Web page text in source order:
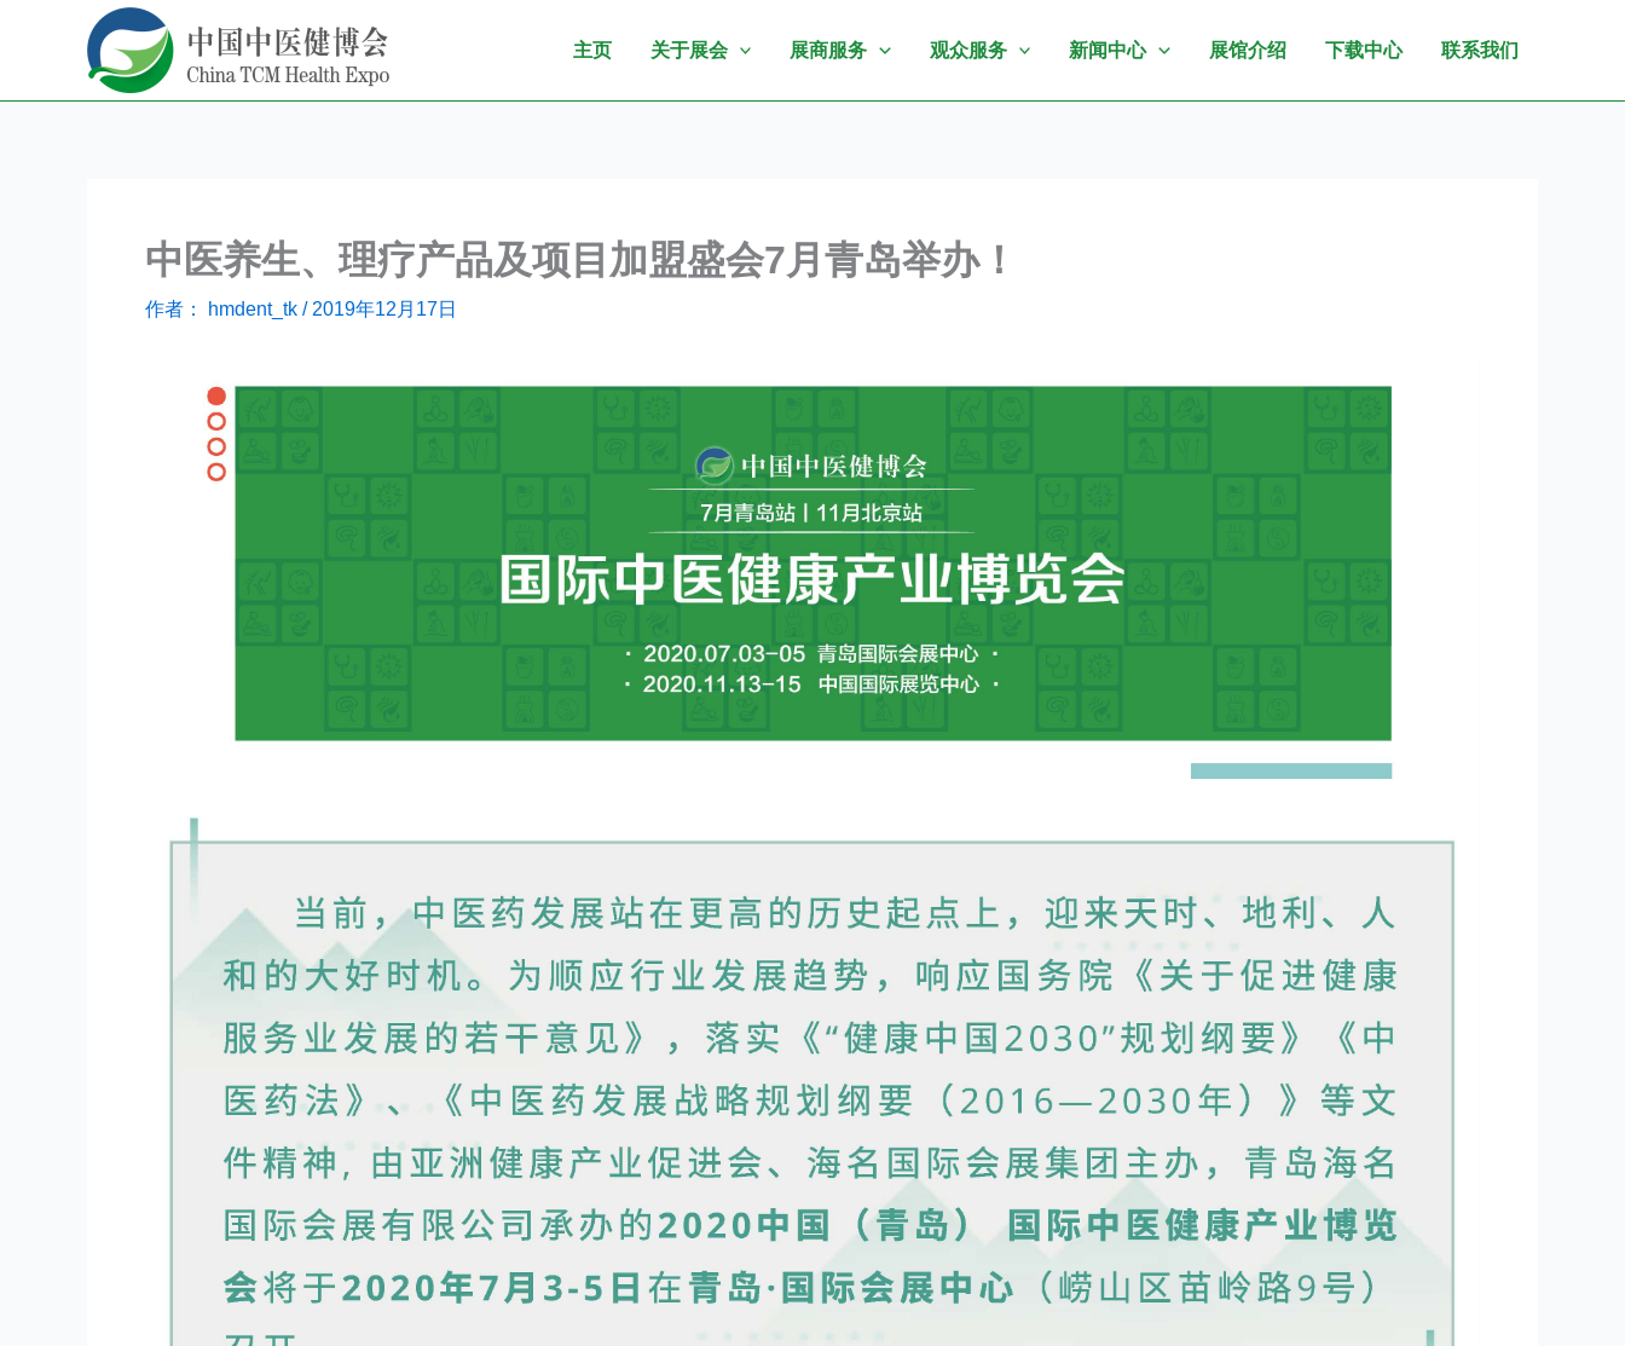
容
主页 关于展会 展商服务 观众服务 新闻中心 展馆介绍 下载中心 联系我们
中医养生、理疗产品及项目加盟盛会7月青岛举办！
作者： hmdent_tk / 2019年12月17日